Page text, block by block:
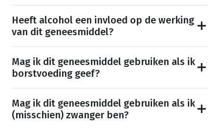
Heeft alcohol een invloed op de werking
van dit geneesmiddel?
Mag ik dit geneesmiddel gebruiken als ik
borstvoeding geef?
Mag ik dit geneesmiddel gebruiken als ik
(misschien) zwanger ben?